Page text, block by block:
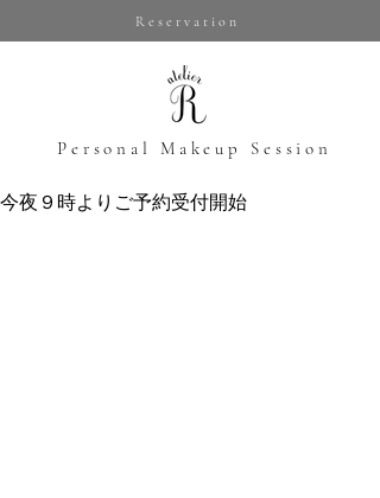
Reservation
​Personal Makeup Session
今夜９時よりご予約受付開始